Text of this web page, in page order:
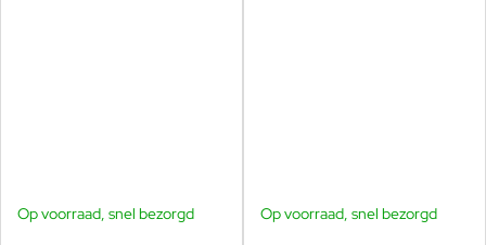
BUNDELKORTING
Op voorraad, snel bezorgd Op voorraad, snel bezorgd